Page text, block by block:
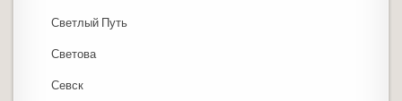
Светлый Путь
Светова
Севск